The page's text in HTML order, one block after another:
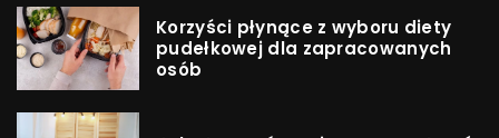
Korzyści płynące z wyboru diety
pudełkowej dla zapracowanych
osób